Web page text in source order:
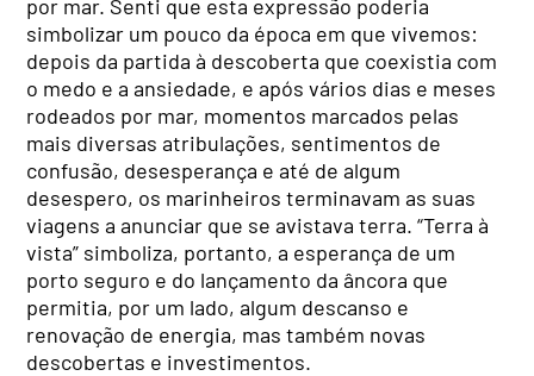
por mar. Senti que esta expressão poderia
simbolizar um pouco da época em que vivemos:
depois da partida à descoberta que coexistia com
o medo e a ansiedade, e após vários dias e meses
rodeados por mar, momentos marcados pelas
mais diversas atribulações, sentimentos de
confusão, desesperança e até de algum
desespero, os marinheiros terminavam as suas
viagens a anunciar que se avistava terra. “Terra à
vista” simboliza, portanto, a esperança de um
porto seguro e do lançamento da âncora que
permitia, por um lado, algum descanso e
renovação de energia, mas também novas
descobertas e investimentos.